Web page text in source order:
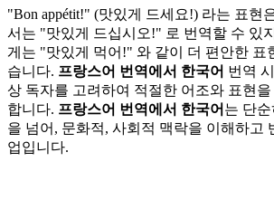
"Bon appétit!" (맛있게 드세요!) 라는 표현
서는 "맛있게 드십시오!" 로 번역할 수 있
게는 "맛있게 먹어!" 와 같이 더 편안한 표
습니다. 프랑스어 번역에서 한국어 번역
상 독자를 고려하여 적절한 어조와 표현
합니다. 프랑스어 번역에서 한국어 는 단
을 넘어, 문화적, 사회적 맥락을 이해하고
업입니다.